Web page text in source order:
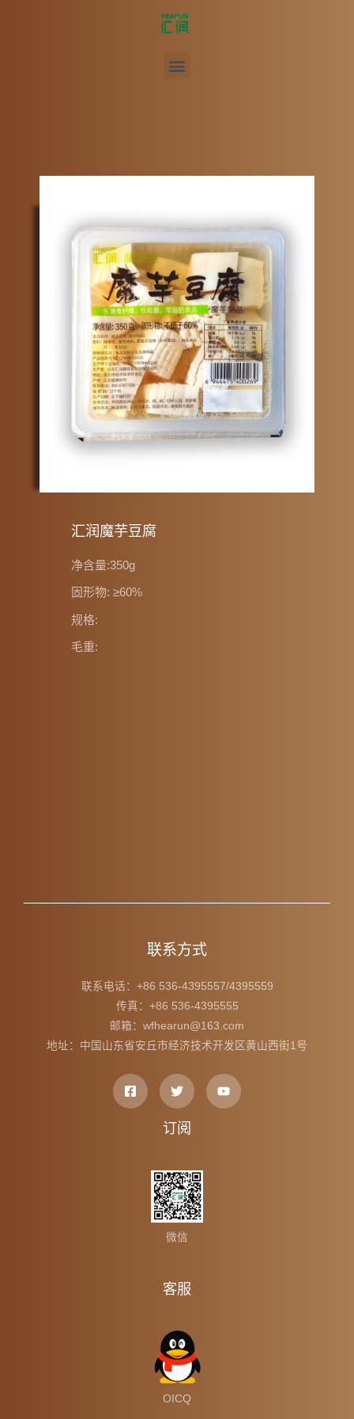
汇润魔芋豆腐
净含量:350g
固形物: ≥60%
规格:
毛重:
联系方式
联系电话：+86 536-4395557/4395559
传真：+86 536-4395555
邮箱：wfhearun@163.com
地址：中国山东省安丘市经济技术开发区黄山西街1号
订阅
微信
客服
OICQ